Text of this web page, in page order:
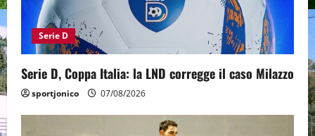
Serie D
Serie D, Coppa Italia: la LND corregge il caso Milazzo
sportjonico 07/08/2026